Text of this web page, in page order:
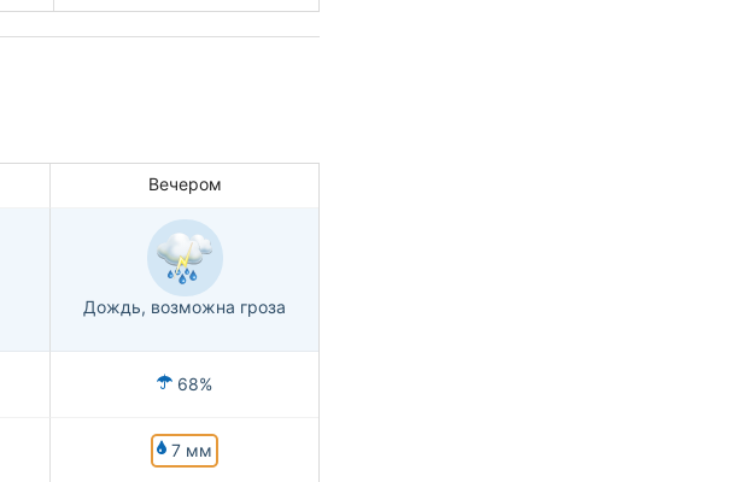
Вечером
Дождь, возможна гроза
68%
7 мм